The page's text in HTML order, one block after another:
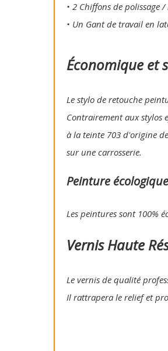
• 2 Chiffons de polissage
• Un Gant de travail en
Économique et
Le stylo de retouche
Contrairement aux stylos
à la teinte 703 d'origine
sur une carrosserie.
Peinture écologique
Les peintures sont 100%
Vernis Haute
Le vernis de qualité
Il rattrapera le relief et